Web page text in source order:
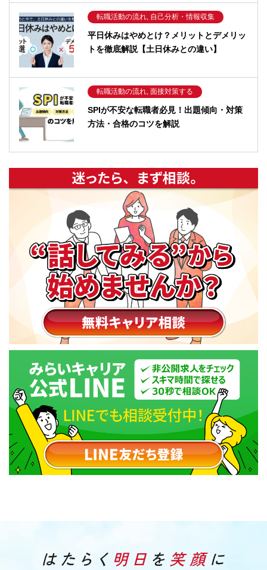
転職活動の流れ, 自己分析・情報収集
平日休みはやめとけ？メリットとデメリッ
トを徹底解説【土日休みとの違い】
転職活動の流れ, 面接対策する
SPIが不安な転職者必見！出題傾向・対策
方法・合格のコツを解説